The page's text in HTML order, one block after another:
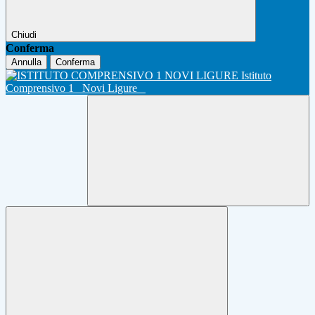
Chiudi
Conferma
Annulla Conferma
Istituto
Comprensivo 1
Novi Ligure